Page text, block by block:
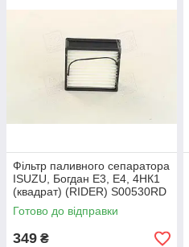
Фільтр паливного сепаратора
ISUZU, Богдан Е3, Е4, 4НК1
(квадрат) (RIDER) S00530RD
Готово до відправки
349 ₴